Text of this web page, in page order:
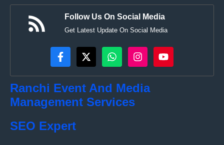
Follow Us On Social Media
Get Latest Update On Social Media
Ranchi Event And Media
Management Services
SEO Expert